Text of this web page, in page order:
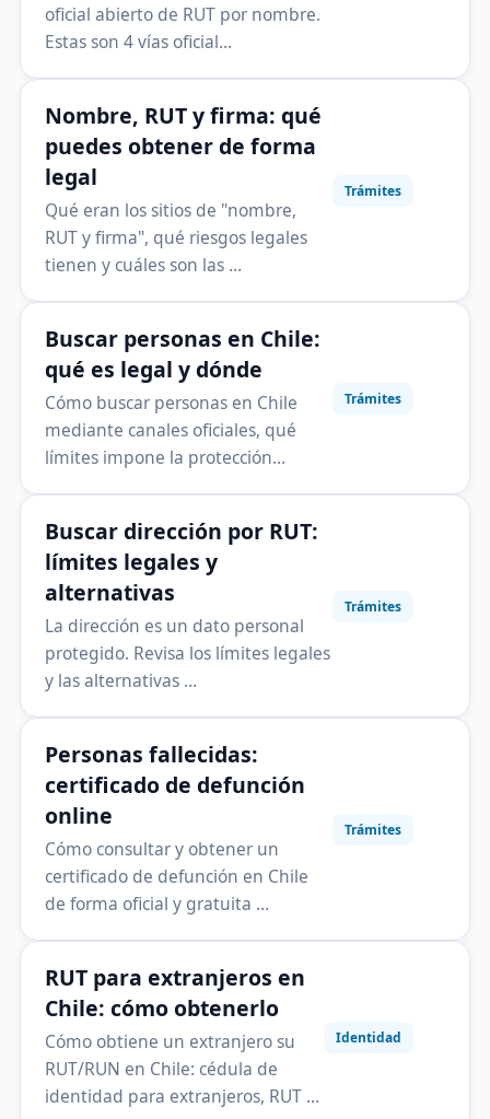
oficial abierto de RUT por nombre.
Estas son 4 vías oficial…
Nombre, RUT y firma: qué
puedes obtener de forma
legal
Qué eran los sitios de "nombre,
RUT y firma", qué riesgos legales
tienen y cuáles son las …
Trámites
Buscar personas en Chile:
qué es legal y dónde
Cómo buscar personas en Chile
mediante canales oficiales, qué
límites impone la protección…
Trámites
Buscar dirección por RUT:
límites legales y
alternativas
La dirección es un dato personal
protegido. Revisa los límites legales
y las alternativas …
Trámites
Personas fallecidas:
certificado de defunción
online
Cómo consultar y obtener un
certificado de defunción en Chile
de forma oficial y gratuita …
Trámites
RUT para extranjeros en
Chile: cómo obtenerlo
Cómo obtiene un extranjero su
RUT/RUN en Chile: cédula de
identidad para extranjeros, RUT …
Identidad